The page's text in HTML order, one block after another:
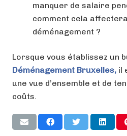
manquer de salaire
comment cela
déménagement ?
Lorsque vous établissez un
Déménagement Bruxelles, il
une vue d’ensemble et de
coûts.